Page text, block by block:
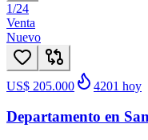
1/24
Venta
Nuevo
US$ 205.000 4201 hoy
Departamento en